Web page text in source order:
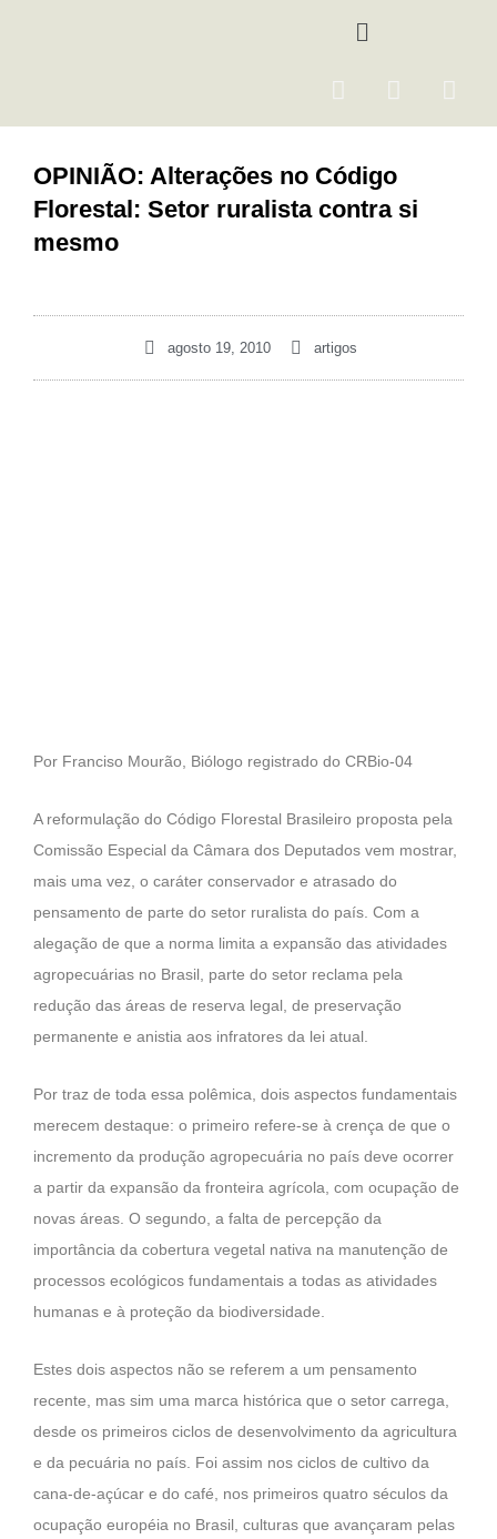
Menu
F
e
b
o
I
t
a
g
Y
OPINIÃO: Alterações no Código
Florestal: Setor ruralista contra si
mesmo
agosto 19, 2010 artigos
Por Franciso Mourão, Biólogo registrado do CRBio-04
A reformulação do Código Florestal Brasileiro proposta pela
Comissão Especial da Câmara dos Deputados vem mostrar,
mais uma vez, o caráter conservador e atrasado do
pensamento de parte do setor ruralista do país. Com a
alegação de que a norma limita a expansão das atividades
agropecuárias no Brasil, parte do setor reclama pela
redução das áreas de reserva legal, de preservação
permanente e anistia aos infratores da lei atual.
Por traz de toda essa polêmica, dois aspectos fundamentais
merecem destaque: o primeiro refere-se à crença de que o
incremento da produção agropecuária no país deve ocorrer
a partir da expansão da fronteira agrícola, com ocupação de
novas áreas. O segundo, a falta de percepção da
importância da cobertura vegetal nativa na manutenção de
processos ecológicos fundamentais a todas as atividades
humanas e à proteção da biodiversidade.
Estes dois aspectos não se referem a um pensamento
recente, mas sim uma marca histórica que o setor carrega,
desde os primeiros ciclos de desenvolvimento da agricultura
e da pecuária no país. Foi assim nos ciclos de cultivo da
cana-de-açúcar e do café, nos primeiros quatro séculos da
ocupação européia no Brasil, culturas que avançaram pelas